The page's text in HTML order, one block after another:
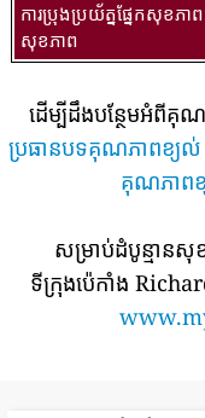
ការប្រុងប្រយ័ត្នផ្នែកសុខភ
សុខភាព
ដើម្បីដឹងបន្ថែមអំពី
ប្រធានបទគុណភាពខ្យ
គុណភាព
សម្រាប់ដំបូន្មានសុ
ទីក្រុងប៉េកាំង